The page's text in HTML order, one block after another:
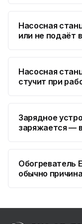
Насосная
или не подаёт
Насосная
стучит при
Зарядное
заряжается —
Обогреватель
обычно